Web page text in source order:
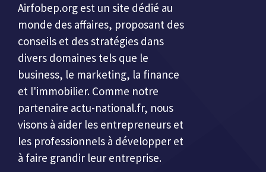
Airfobep.org est un site dédié au
monde des affaires, proposant des
conseils et des stratégies dans
divers domaines tels que le
business, le marketing, la finance
et l'immobilier. Comme notre
partenaire actu-national.fr, nous
visons à aider les entrepreneurs et
les professionnels à développer et
à faire grandir leur entreprise.